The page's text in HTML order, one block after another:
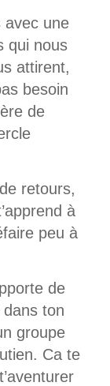
avec une
qui nous
attirent,
besoin
de
retours,
à
peu à
de
dans ton
groupe
Ca te